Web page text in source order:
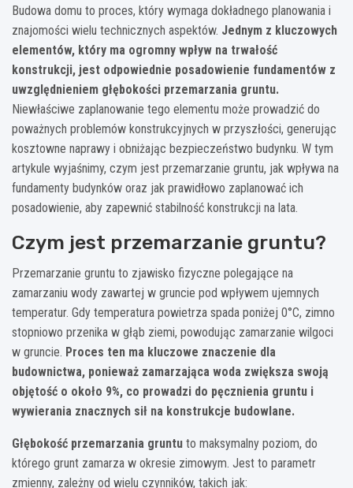
Budowa domu to proces, który wymaga dokładnego planowania i
znajomości wielu technicznych aspektów. Jednym z kluczowych
elementów, który ma ogromny wpływ na trwałość
konstrukcji, jest odpowiednie posadowienie fundamentów z
uwzględnieniem głębokości przemarzania gruntu.
Niewłaściwe zaplanowanie tego elementu może prowadzić do
poważnych problemów konstrukcyjnych w przyszłości, generując
kosztowne naprawy i obniżając bezpieczeństwo budynku. W tym
artykule wyjaśnimy, czym jest przemarzanie gruntu, jak wpływa na
fundamenty budynków oraz jak prawidłowo zaplanować ich
posadowienie, aby zapewnić stabilność konstrukcji na lata.
Czym jest przemarzanie gruntu?
Przemarzanie gruntu to zjawisko fizyczne polegające na
zamarzaniu wody zawartej w gruncie pod wpływem ujemnych
temperatur. Gdy temperatura powietrza spada poniżej 0°C, zimno
stopniowo przenika w głąb ziemi, powodując zamarzanie wilgoci
w gruncie. Proces ten ma kluczowe znaczenie dla
budownictwa, ponieważ zamarzająca woda zwiększa swoją
objętość o około 9%, co prowadzi do pęcznienia gruntu i
wywierania znacznych sił na konstrukcje budowlane.
Głębokość przemarzania gruntu to maksymalny poziom, do
którego grunt zamarza w okresie zimowym. Jest to parametr
zmienny, zależny od wielu czynników, takich jak: